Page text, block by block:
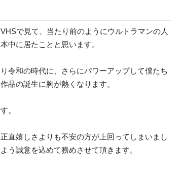
で見て、当たり前のようにウルトラマンの人
中に居たことと思います。
令和の時代に、さらにパワーアップして僕たち
品の誕生に胸が熱くなります。
。
直嬉しさよりも不安の方が上回ってしまいまし
う誠意を込めて務めさせて頂きます。